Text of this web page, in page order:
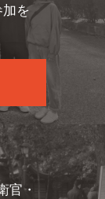
を
官・